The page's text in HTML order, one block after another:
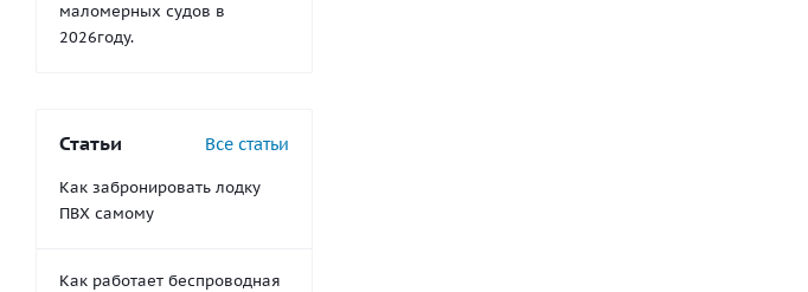
маломерных судов в
2026году.
Статьи Все статьи
Как забронировать лодку
ПВХ самому
Как работает беспроводная